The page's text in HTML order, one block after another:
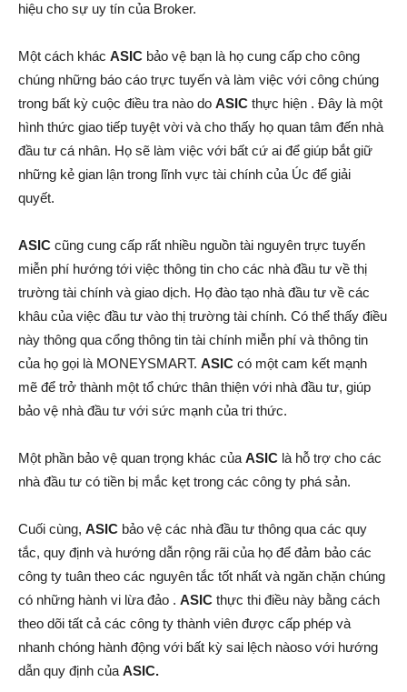
hiệu cho sự uy tín của Broker.
Một cách khác ASIC bảo vệ bạn là họ cung cấp cho công
chúng những báo cáo trực tuyến và làm việc với công chúng
trong bất kỳ cuộc điều tra nào do ASIC thực hiện . Đây là một
hình thức giao tiếp tuyệt vời và cho thấy họ quan tâm đến nhà
đầu tư cá nhân. Họ sẽ làm việc với bất cứ ai để giúp bắt giữ
những kẻ gian lận trong lĩnh vực tài chính của Úc để giải
quyết.
ASIC cũng cung cấp rất nhiều nguồn tài nguyên trực tuyến
miễn phí hướng tới việc thông tin cho các nhà đầu tư về thị
trường tài chính và giao dịch. Họ đào tạo nhà đầu tư về các
khâu của việc đầu tư vào thị trường tài chính. Có thể thấy điều
này thông qua cổng thông tin tài chính miễn phí và thông tin
của họ gọi là MONEYSMART. ASIC có một cam kết mạnh
mẽ để trở thành một tổ chức thân thiện với nhà đầu tư, giúp
bảo vệ nhà đầu tư với sức mạnh của tri thức.
Một phần bảo vệ quan trọng khác củaASIC là hỗ trợ cho các
nhà đầu tư có tiền bị mắc kẹt trong các công ty phá sản.
Cuối cùng, ASIC bảo vệ các nhà đầu tư thông qua các quy
tắc, quy định và hướng dẫn rộng rãi của họ để đảm bảo các
công ty tuân theo các nguyên tắc tốt nhất và ngăn chặn chúng
có những hành vi lừa đảo . ASIC thực thi điều này bằng cách
theo dõi tất cả các công ty thành viên được cấp phép và
nhanh chóng hành động với bất kỳ sai lệch nàoso với hướng
dẫn quy định củaASIC.